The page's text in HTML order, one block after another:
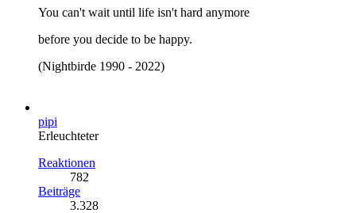
You can't wait until life isn't hard anymore
before you decide to be happy.
(Nightbirde 1990 - 2022)
pipi
Erleuchteter
Reaktionen
782
Beiträge
3.328